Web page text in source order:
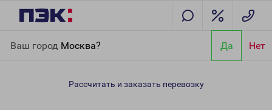
Ваш город Москва? Да Нет
Коломну
Рассчитать и заказать перевозку